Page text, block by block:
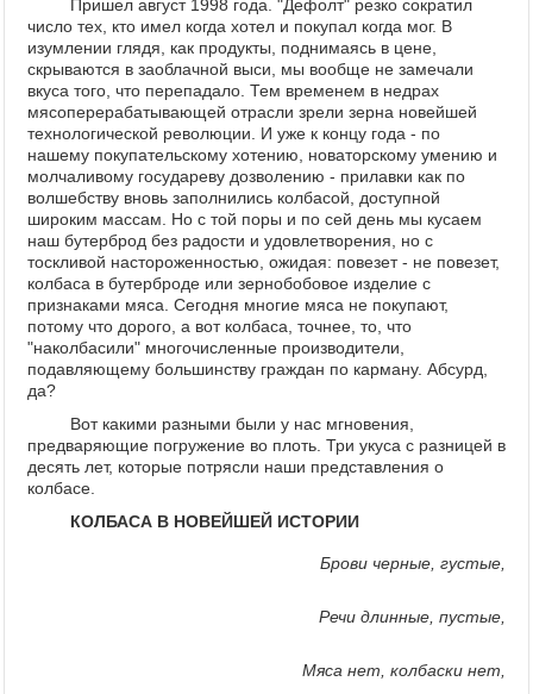
Пришел август 1998 года. "Дефолт" резко сократил
число тех, кто имел когда хотел и покупал когда мог. В
изумлении глядя, как продукты, поднимаясь в цене,
скрываются в заоблачной выси, мы вообще не замечали
вкуса того, что перепадало. Тем временем в недрах
мясоперерабатывающей отрасли зрели зерна новейшей
технологической революции. И уже к концу года - по
нашему покупательскому хотению, новаторскому умению и
молчаливому государеву дозволению - прилавки как по
волшебству вновь заполнились колбасой, доступной
широким массам. Но с той поры и по сей день мы кусаем
наш бутерброд без радости и удовлетворения, но с
тоскливой настороженностью, ожидая: повезет - не повезет,
колбаса в бутерброде или зернобобовое изделие с
признаками мяса. Сегодня многие мяса не покупают,
потому что дорого, а вот колбаса, точнее, то, что
"наколбасили" многочисленные производители,
подавляющему большинству граждан по карману. Абсурд,
да?
Вот какими разными были у нас мгновения,
предваряющие погружение во плоть. Три укуса с разницей в
десять лет, которые потрясли наши представления о
колбасе.
КОЛБАСА В НОВЕЙШЕЙ ИСТОРИИ
Брови черные, густые,
Речи длинные, пустые,
Мяса нет, колбаски нет,